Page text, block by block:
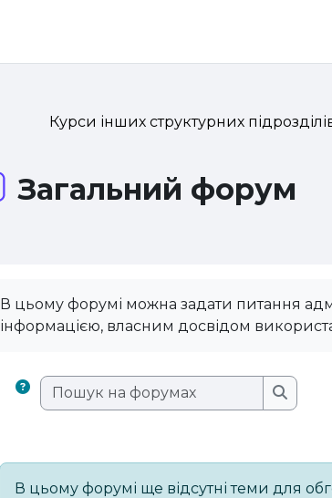
Курси інших структурних
Загальний форум
В цьому форумі можна задати питання
інформацією, власним досвідом
Пошук
Пошук
В цьому форумі ще відсутні теми для